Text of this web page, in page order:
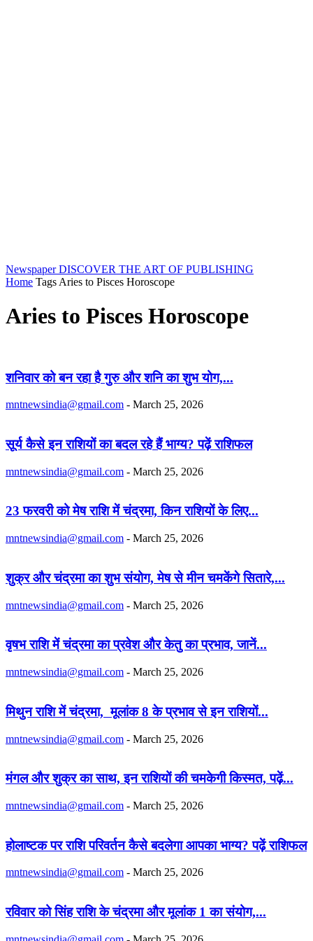
Newspaper DISCOVER THE ART OF PUBLISHING
Home Tags Aries to Pisces Horoscope
Aries to Pisces Horoscope
शनिवार को बन रहा है गुरु और शनि का शुभ योग,...
mntnewsindia@gmail.com - March 25, 2026
सूर्य कैसे इन राशियों का बदल रहे हैं भाग्य? पढ़ें राशिफल
mntnewsindia@gmail.com - March 25, 2026
23 फरवरी को मेष राशि में चंद्रमा, किन राशियों के लिए...
mntnewsindia@gmail.com - March 25, 2026
शुक्र और चंद्रमा का शुभ संयोग, मेष से मीन चमकेंगे सितारे,...
mntnewsindia@gmail.com - March 25, 2026
वृषभ राशि में चंद्रमा का प्रवेश और केतु का प्रभाव, जानें...
mntnewsindia@gmail.com - March 25, 2026
मिथुन राशि में चंद्रमा, मूलांक 8 के प्रभाव से इन राशियों...
mntnewsindia@gmail.com - March 25, 2026
मंगल और शुक्र का साथ, इन राशियों की चमकेगी किस्मत, पढ़ें...
mntnewsindia@gmail.com - March 25, 2026
होलाष्टक पर राशि परिवर्तन कैसे बदलेगा आपका भाग्य? पढ़ें राशिफल
mntnewsindia@gmail.com - March 25, 2026
रविवार को सिंह राशि के चंद्रमा और मूलांक 1 का संयोग,...